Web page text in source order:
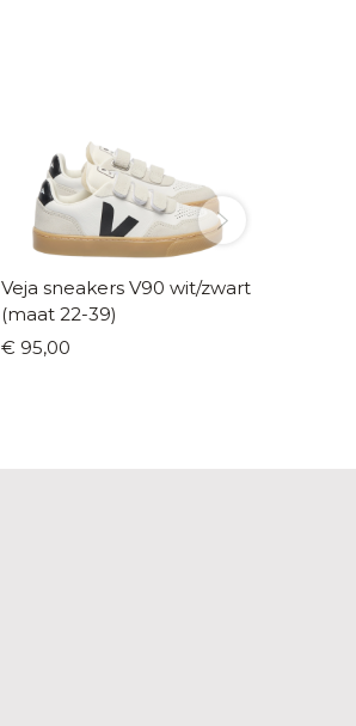
Veja sneakers V90 wit/zwart
(maat 22-39)
€ 95,00